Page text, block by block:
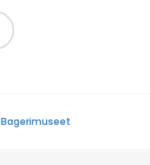
Bagerimuseet